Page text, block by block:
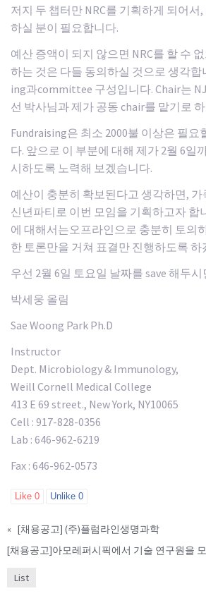
저지 두 챕터만 NRC를 기획하게 되어서
하실 분이 필요합니다.
예산 증액이 되지 않으면 NRC를 할 수
하는 것은 다들 동의하실 것으로 생각합
ing과committee 구성입니다. Chair는
선 박사님과 제가 공동 chair를 맡기로
Fundraising은 최소 2000불 이상은 필요
다. 앞으로 이 부분에 대해 제가 2월 6일
시하도록 노력해 보겠습니다.
예산이 충분히 확보된다고 생각하면,
신년파티로 이번 모임을 기획하고자 합
에 대해서는오프라인으로 충분히 토의
한 토론만을 거쳐 표결만 진행하도록 하
우선 2월 6일 토요일 날짜를 save 해두
박세웅 올림
Sae Woong Park Ph.D
Instructor
Dept. Microbiology & Immunology,
Weill Cornell Medical College
413 E 69 street., New York, NY10065
Cell : 917-828-0356
Lab : 646-962-6219
Fax : 646-962-0573
Like 0 Unlike 0
« [채용공고] (주)플럼라인생명과학
[채용공고]아모레퍼시픽에서 기술 연구원을
List